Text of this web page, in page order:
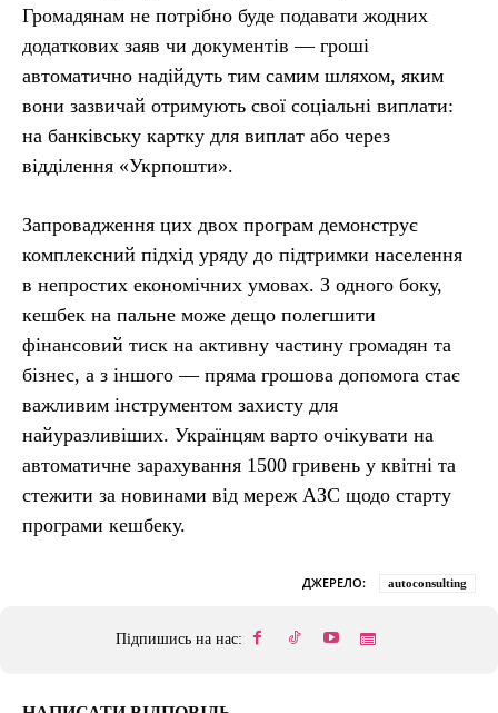
Громадянам не потрібно буде подавати жодних
додаткових заяв чи документів — гроші
автоматично надійдуть тим самим шляхом, яким
вони зазвичай отримують свої соціальні виплати:
на банківську картку для виплат або через
відділення «Укрпошти».
Запровадження цих двох програм демонструє
комплексний підхід уряду до підтримки населення
в непростих економічних умовах. З одного боку,
кешбек на пальне може дещо полегшити
фінансовий тиск на активну частину громадян та
бізнес, а з іншого — пряма грошова допомога стає
важливим інструментом захисту для
найуразливіших. Українцям варто очікувати на
автоматичне зарахування 1500 гривень у квітні та
стежити за новинами від мереж АЗС щодо старту
програми кешбеку.
ДЖЕРЕЛО: autoconsulting
Підпишись на нас: